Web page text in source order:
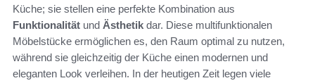
Küche; sie stellen eine perfekte Kombination aus
Funktionalität und Ästhetik dar. Diese multifunktionalen
Möbelstücke ermöglichen es, den Raum optimal zu nutzen,
während sie gleichzeitig der Küche einen modernen und
eleganten Look verleihen. In der heutigen Zeit legen viele